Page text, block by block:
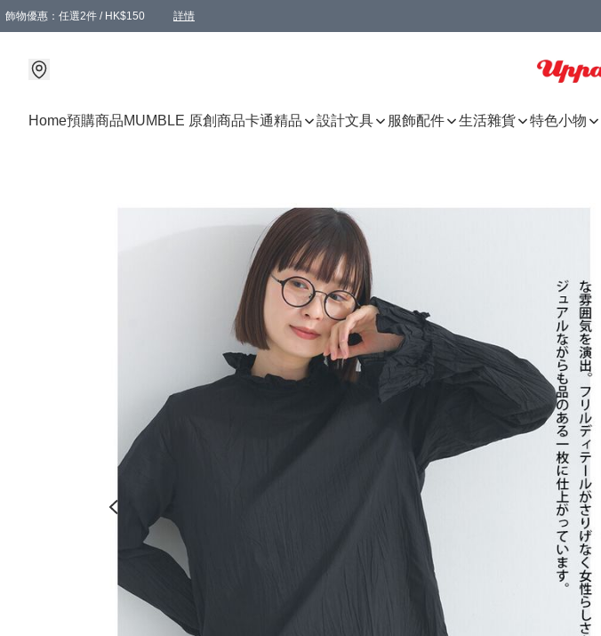
飾物優惠：任選2件 / HK$150 詳情
Home預購商品MUMBLE 原創商品卡通精品 設計文具 服飾配件 生活雜貨 特色小物